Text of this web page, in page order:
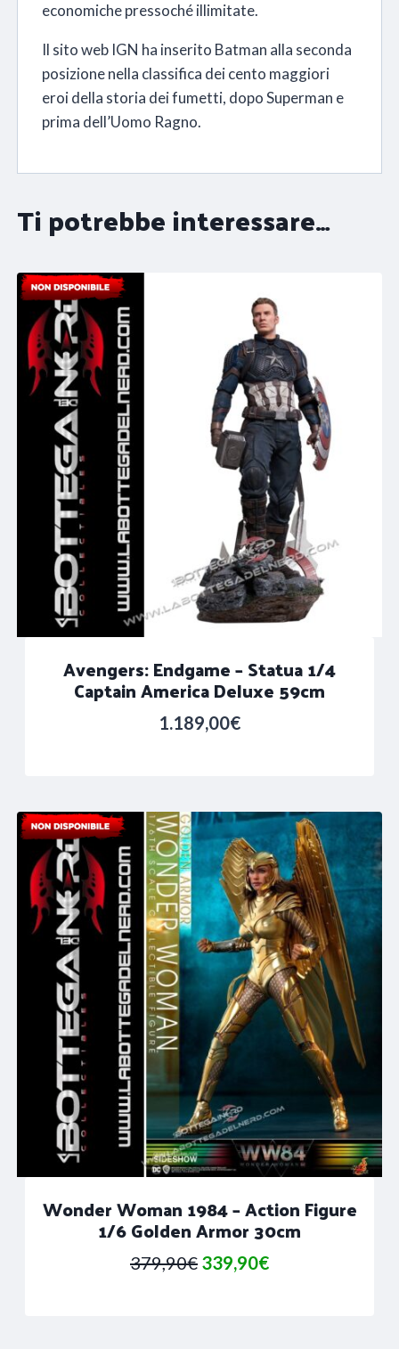
economiche pressoché illimitate.
Il sito web IGN ha inserito Batman alla seconda
posizione nella classifica dei cento maggiori
eroi della storia dei fumetti, dopo Superman e
prima dell’Uomo Ragno.
Ti potrebbe interessare…
Avengers: Endgame – Statua 1/4
Captain America Deluxe 59cm
1.189,00€
Wonder Woman 1984 – Action Figure
1/6 Golden Armor 30cm
379,90€ Il
339,90€Il